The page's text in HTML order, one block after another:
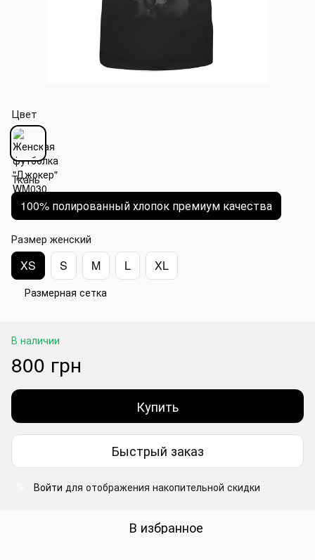
Цвет
Ткань
100% полированный хлопок премиум качества
Размер женский
XS S M L XL
Размерная сетка
В наличии
800 грн
Купить
Быстрый заказ
Войти для отображения накопительной скидки
В избранное